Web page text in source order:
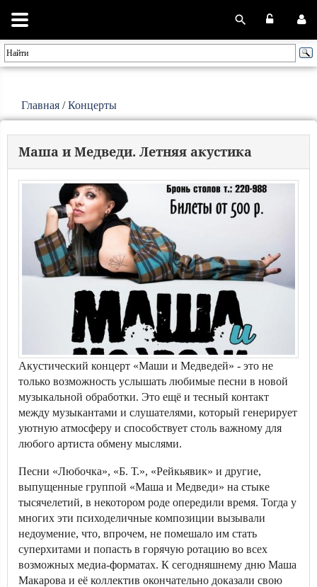
Главная /Концерты
Маша и Медведи. Летняя акустика
Акустический концерт «Маши и Медведей» - это не
только возможность услышать любимые песни в новой
музыкальной обработки. Это ещё и тесный контакт
между музыкантами и слушателями, который генерирует
уютную атмосферу и способствует столь важному для
любого артиста обмену мыслями.
Песни «Любочка», «Б. Т.», «Рейкьявик» и другие,
выпущенные группой «Маша и Медведи» на стыке
тысячелетий, в некотором роде опередили время. Тогда у
многих эти психоделичные композиции вызывали
недоумение, что, впрочем, не помешало им стать
суперхитами и попасть в горячую ротацию во всех
возможных медиа-форматах. К сегодняшнему дню Маша
Макарова и её коллектив окончательно доказали свою